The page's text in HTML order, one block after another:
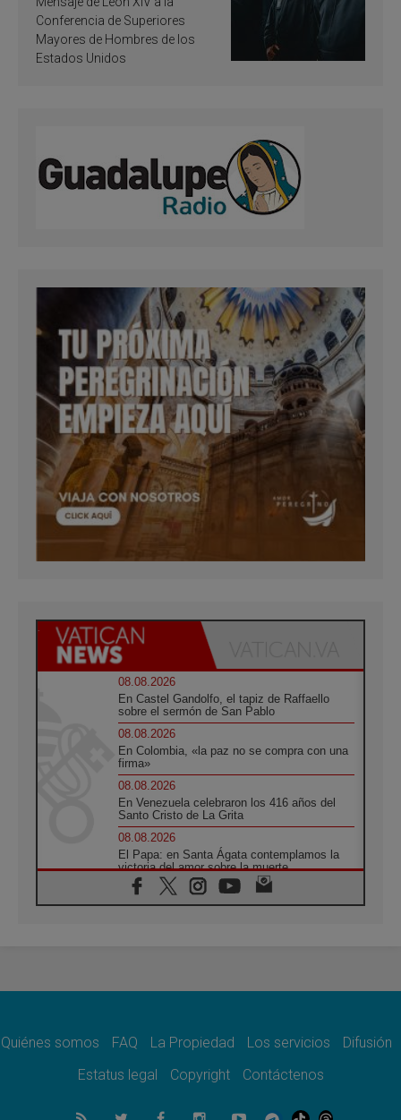
santificación
Conferencia de Superiores
Mayores de Hombres de los
Estados Unidos
08.08.2026
En Castel Gandolfo, el tapiz de Raffaello
sobre el sermón de San Pablo
08.08.2026
En Colombia, «la paz no se compra con una
firma»
08.08.2026
En Venezuela celebraron los 416 años del
Santo Cristo de La Grita
08.08.2026
El Papa: en Santa Ágata contemplamos la
victoria del amor sobre la muerte
08.08.2026
León XIV visitará el Santuario de la Madre
07.08.2026
07.08.2026
el compromiso del cristiano"
La matanza de niños en Gaza no cesa: 300
Quiénes somos FAQ La Propiedad Los servicios
Difusión
Estatus legal
Copyright Contáctenos